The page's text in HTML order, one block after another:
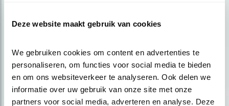
Deze website maakt gebruik van cookies
We gebruiken cookies om content en advertenties te
personaliseren, om functies voor social media te bieden
en om ons websiteverkeer te analyseren. Ook delen we
informatie over uw gebruik van onze site met onze
partners voor social media, adverteren en analyse. Deze